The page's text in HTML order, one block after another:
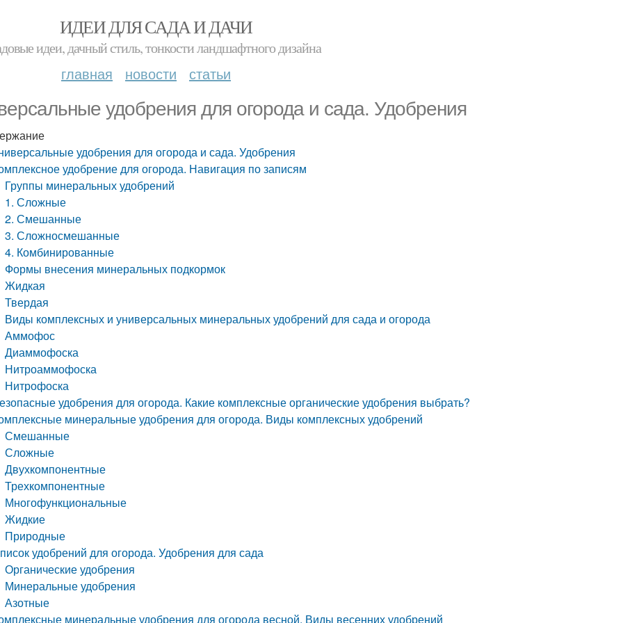
ИДЕИ ДЛЯ САДА И ДАЧИ
идеи, дачный стиль, тонкости ландшафтного дизайна
главная новости статьи
удобрения для огорода и сада. Удобрения
удобрения для огорода и сада. Удобрения
удобрение для огорода. Навигация по записям
Группы минеральных удобрений
1. Сложные
2. Смешанные
3. Сложносмешанные
4. Комбинированные
Формы внесения минеральных подкормок
Жидкая
Твердая
Виды комплексных и универсальных минеральных удобрений для сада и огорода
Аммофос
Диаммофоска
Нитроаммофоска
Нитрофоска
удобрения для огорода. Какие комплексные органические удобрения выбрать?
минеральные удобрения для огорода. Виды комплексных удобрений
Смешанные
Сложные
Двухкомпонентные
Трехкомпонентные
Многофункциональные
Жидкие
Природные
удобрений для огорода. Удобрения для сада
Органические удобрения
Минеральные удобрения
Азотные
минеральные удобрения для огорода весной. Виды весенних удобрений